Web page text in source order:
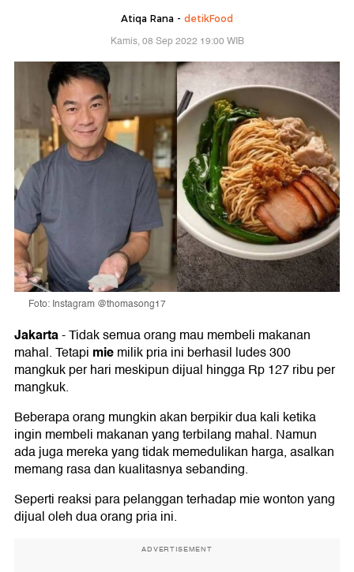
Atiqa Rana - detikFood
Kamis, 08 Sep 2022 19:00 WIB
Foto: Instagram @thomasong17
Jakarta-Tidak semua orang mau membeli makanan
mahal. Tetapi miemilik pria ini berhasil ludes 300
mangkuk per hari meskipun dijual hingga Rp 127 ribu per
mangkuk.
Beberapa orang mungkin akan berpikir dua kali ketika
ingin membeli makanan yang terbilang mahal. Namun
ada juga mereka yang tidak memedulikan harga, asalkan
memang rasa dan kualitasnya sebanding.
Seperti reaksi para pelanggan terhadap mie wonton yang
dijual oleh dua orang pria ini.
ADVERTISEMENT